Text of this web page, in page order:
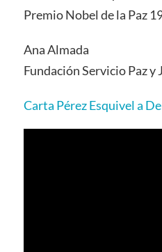
Premio Nobel de la Paz
Ana Almada
Fundación Servicio Paz y
Carta Pérez Esquivel a